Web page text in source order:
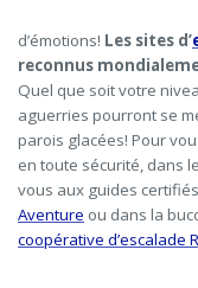
d’émotions! Les sites d’
reconnus
Quel que soit votre
aguerries pourront se
parois glacées! Pour
en toute sécurité, dans
vous aux guides
Aventure ou dans la
coopérative d’escalade